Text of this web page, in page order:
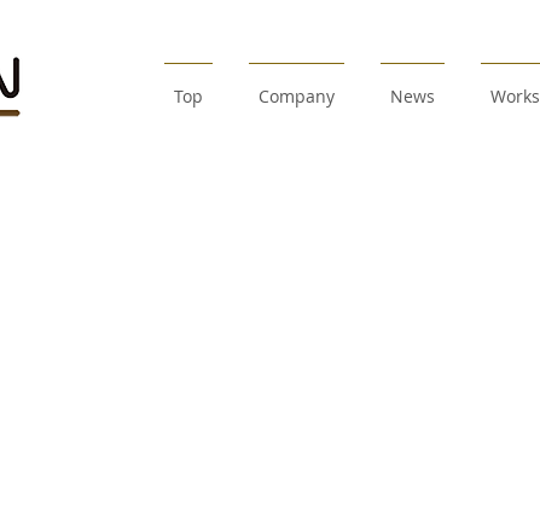
Top Company News Works